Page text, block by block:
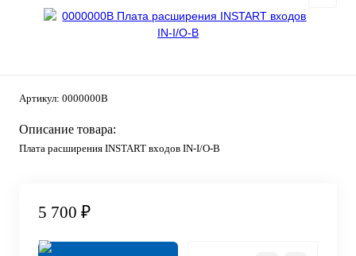
Артикул: 0000000B
Описание товара:
Плата расширения INSTART входов IN-I/O-B
5 700 ₽